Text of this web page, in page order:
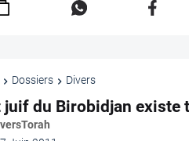
Dossiers Divers
juif du Birobidjan existe